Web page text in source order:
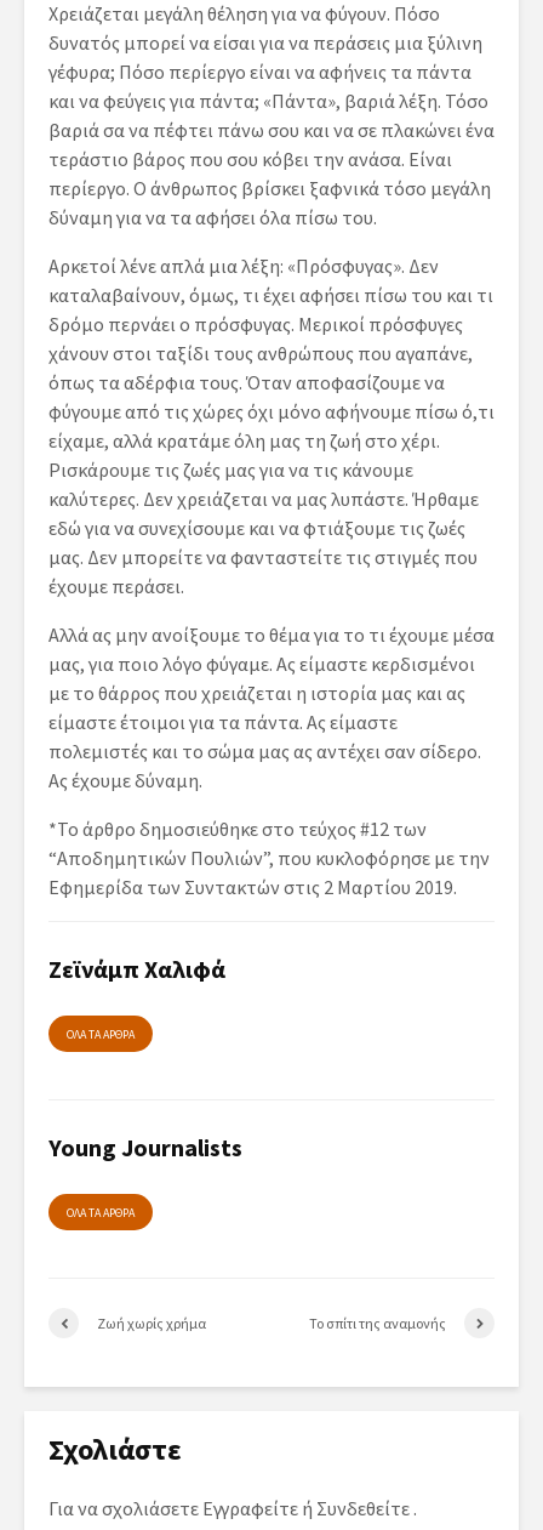
Χρειάζεται μεγάλη θέληση για να φύγουν. Πόσο
δυνατός μπορεί να είσαι για να περάσεις μια ξύλινη
γέφυρα; Πόσο περίεργο είναι να αφήνεις τα πάντα
και να φεύγεις για πάντα; «Πάντα», βαριά λέξη. Τόσο
βαριά σα να πέφτει πάνω σου και να σε πλακώνει ένα
τεράστιο βάρος που σου κόβει την ανάσα. Είναι
περίεργο. Ο άνθρωπος βρίσκει ξαφνικά τόσο μεγάλη
δύναμη για να τα αφήσει όλα πίσω του.
Αρκετοί λένε απλά μια λέξη: «Πρόσφυγας». Δεν
καταλαβαίνουν, όμως, τι έχει αφήσει πίσω του και τι
δρόμο περνάει ο πρόσφυγας. Μερικοί πρόσφυγες
χάνουν στοι ταξίδι τους ανθρώπους που αγαπάνε,
όπως τα αδέρφια τους. Όταν αποφασίζουμε να
φύγουμε από τις χώρες όχι μόνο αφήνουμε πίσω ό,τι
είχαμε, αλλά κρατάμε όλη μας τη ζωή στο χέρι.
Ρισκάρουμε τις ζωές μας για να τις κάνουμε
καλύτερες. Δεν χρειάζεται να μας λυπάστε. Ήρθαμε
εδώ για να συνεχίσουμε και να φτιάξουμε τις ζωές
μας. Δεν μπορείτε να φανταστείτε τις στιγμές που
έχουμε περάσει.
Αλλά ας μην ανοίξουμε το θέμα για το τι έχουμε μέσα
μας, για ποιο λόγο φύγαμε. Ας είμαστε κερδισμένοι
με το θάρρος που χρειάζεται η ιστορία μας και ας
είμαστε έτοιμοι για τα πάντα. Ας είμαστε
πολεμιστές και το σώμα μας ας αντέχει σαν σίδερο.
Ας έχουμε δύναμη.
*Το άρθρο δημοσιεύθηκε στο τεύχος #12 των
“Αποδημητικών Πουλιών”, που κυκλοφόρησε με την
Εφημερίδα των Συντακτών στις 2 Μαρτίου 2019.
Ζεϊνάμπ Χαλιφά
ΟΛΑ ΤΑ ΑΡΘΡΑ
Young Journalists
ΟΛΑ ΤΑ ΑΡΘΡΑ
Ζωή χωρίς χρήμα Το σπίτι της αναμονής
Σχολιάστε
Για να σχολιάσετε Εγγραφείτε ή Συνδεθείτε .